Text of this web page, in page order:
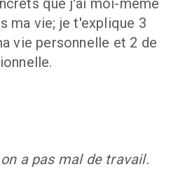
que j'ai moi-même
ma vie; je t'explique 3
vie personnelle et 2 de
a pas mal de travail.